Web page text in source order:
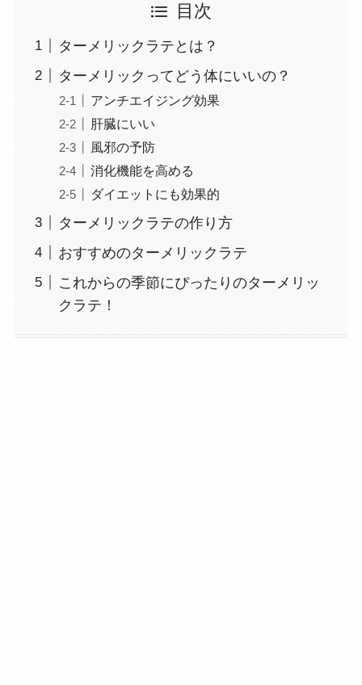
目次
ターメリックラテとは？
ターメリックってどう体にいいの？
アンチエイジング効果
肝臓にいい
風邪の予防
消化機能を高める
ダイエットにも効果的
ターメリックラテの作り方
おすすめのターメリックラテ
これからの季節にぴったりのターメリッ
クラテ！